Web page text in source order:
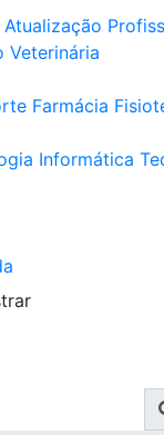
Atualização
Veterinária
Farmácia
Informática